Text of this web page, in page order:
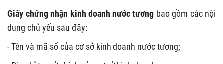
Giấy chứng nhận kinh doanh nước tương bao gồm các nội
dung chủ yếu sau đây:
- Tên và mã số của cơ sở kinh doanh nướctương;